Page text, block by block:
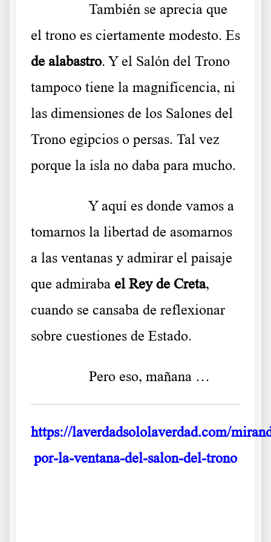
También se aprecia que
el trono es ciertamente modesto. Es
de alabastro. Y el Salón del Trono
tampoco tiene la magnificencia, ni
las dimensiones de los Salones del
Trono egipcios o persas. Tal vez
porque la isla no daba para mucho.
Y aquí es donde vamos a
tomarnos la libertad de asomarnos
a las ventanas y admirar el paisaje
que admiraba el Rey de Creta,
cuando se cansaba de reflexionar
sobre cuestiones de Estado.
Pero eso, mañana …
https://laverdadsololaverdad.com/
por-la-ventana-del-salon-del-trono